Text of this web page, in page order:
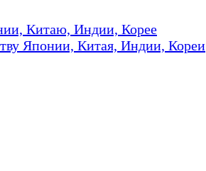
Китаю, Индии, Корее
Японии, Китая, Индии, Кореи